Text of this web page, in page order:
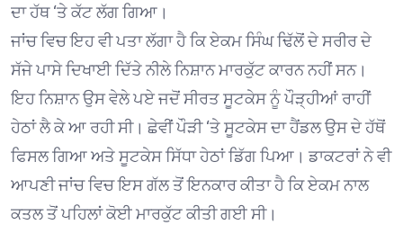
ਦਾ ਹੱਥ ‘ਤੇ ਕੱਟ ਲੱਗ ਗਿਆ।
ਜਾਂਚ ਵਿਚ ਇਹ ਵੀ ਪਤਾ ਲੱਗਾ ਹੈ ਕਿ ਏਕਮ ਸਿੰਘ ਢਿੱਲੋਂ ਦੇ ਸਰੀਰ ਦੇ
ਸੱਜੇ ਪਾਸੇ ਦਿਖਾਈ ਦਿੱਤੇ ਨੀਲੇ ਨਿਸ਼ਾਨ ਮਾਰਕੁੱਟ ਕਾਰਨ ਨਹੀਂ ਸਨ।
ਇਹ ਨਿਸ਼ਾਨ ਉਸ ਵੇਲੇ ਪਏ ਜਦੋਂ ਸੀਰਤ ਸੂਟਕੇਸ ਨੂੰ ਪੌੜ੍ਹੀਆਂ ਰਾਹੀਂ
ਹੇਠਾਂ ਲੈ ਕੇ ਆ ਰਹੀ ਸੀ। ਛੇਵੀਂ ਪੌੜੀ ‘ਤੇ ਸੂਟਕੇਸ ਦਾ ਹੈਂਡਲ ਉਸ ਦੇ ਹੱਥੋਂ
ਫਿਸਲ ਗਿਆ ਅਤੇ ਸੂਟਕੇਸ ਸਿੱਧਾ ਹੇਠਾਂ ਡਿੱਗ ਪਿਆ। ਡਾਕਟਰਾਂ ਨੇ ਵੀ
ਆਪਣੀ ਜਾਂਚ ਵਿਚ ਇਸ ਗੱਲ ਤੋਂ ਇਨਕਾਰ ਕੀਤਾ ਹੈ ਕਿ ਏਕਮ ਨਾਲ
ਕਤਲ ਤੋਂ ਪਹਿਲਾਂ ਕੋਈ ਮਾਰਕੁੱਟ ਕੀਤੀ ਗਈ ਸੀ।